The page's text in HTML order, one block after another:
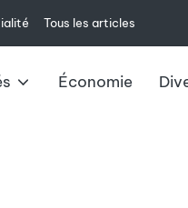
Tous les articles
Économie